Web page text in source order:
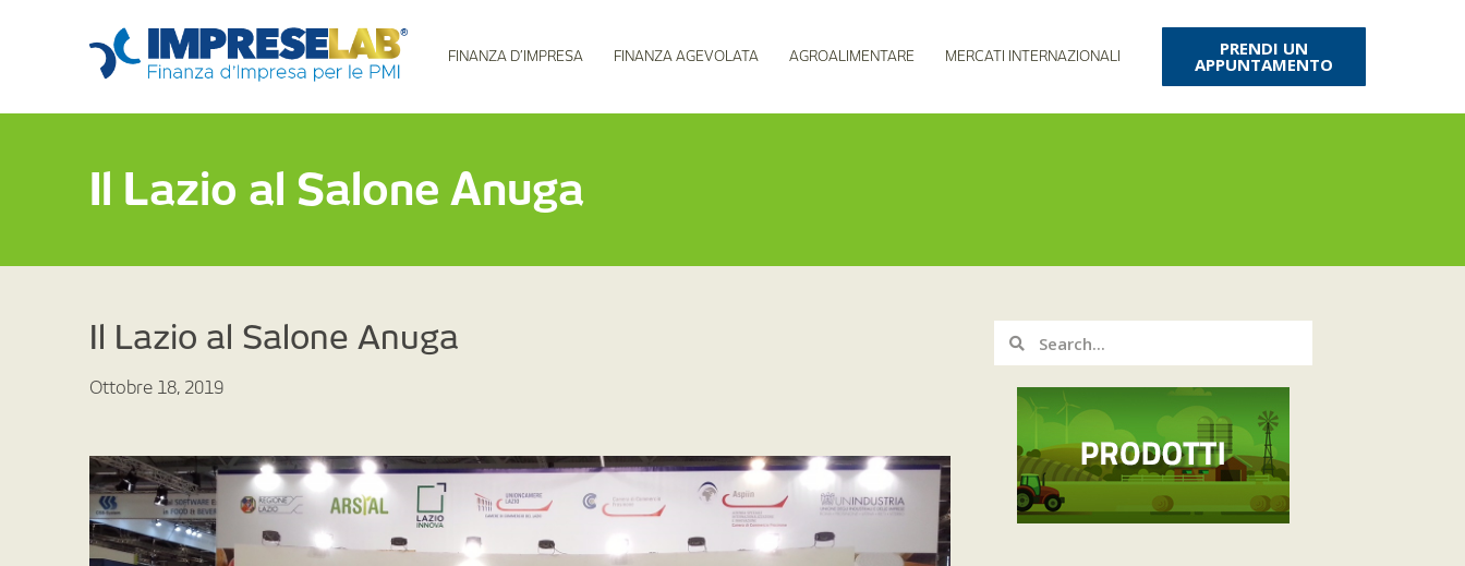
FINANZA D’IMPRESA FINANZA AGEVOLATA AGROALIMENTARE MERCATI INTERNAZIONALI PRENDI UN
APPUNTAMENTO
Il Lazio al Salone Anuga
Il Lazio al Salone Anuga
Ottobre 18, 2019